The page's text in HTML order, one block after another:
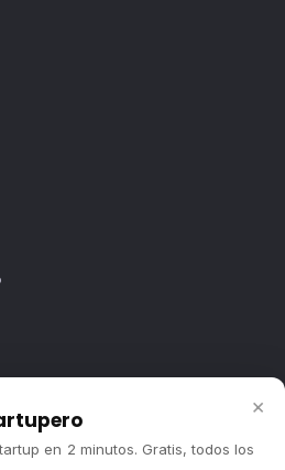
×
en 2 minutos. Gratis, todos los